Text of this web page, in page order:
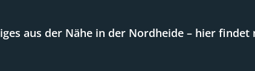
aus der Nähe in der Nordheide – hier findet